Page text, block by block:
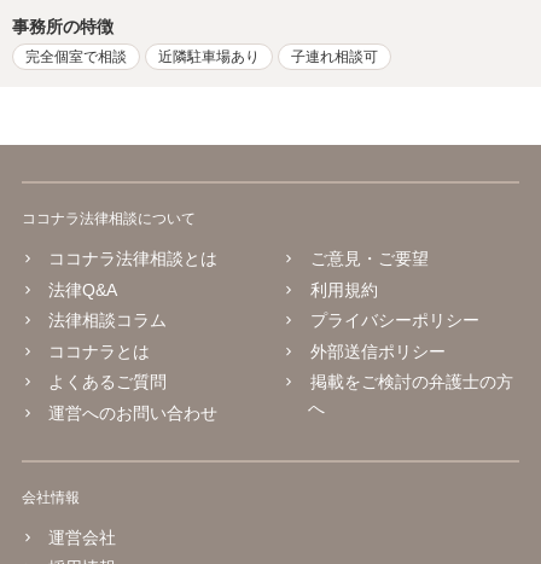
事務所の特徴
完全個室で相談 近隣駐車場あり 子連れ相談可
ココナラ法律相談について
ココナラ法律相談とは
法律Q&A
法律相談コラム
ココナラとは
よくあるご質問
運営へのお問い合わせ
ご意見・ご要望
利用規約
プライバシーポリシー
外部送信ポリシー
掲載をご検討の弁護士の方
へ
会社情報
運営会社